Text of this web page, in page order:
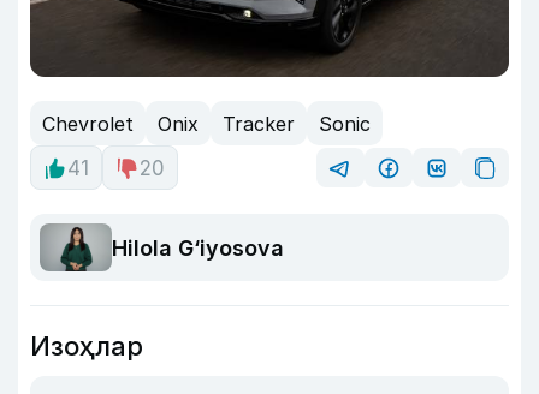
Chevrolet Onix Tracker
Sonic
41
20
Hilola G‘iyosova
Изоҳлар